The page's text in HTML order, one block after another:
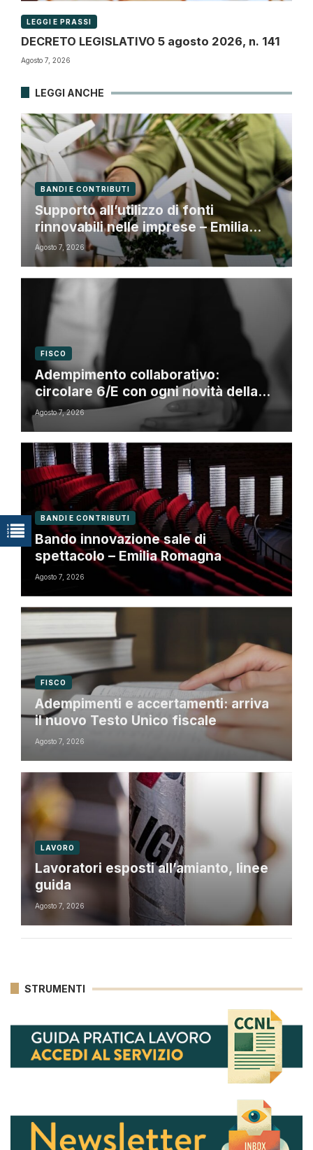
LEGGI E PRASSI
DECRETO LEGISLATIVO 5 agosto 2026, n. 141
Agosto 7, 2026
LEGGI ANCHE
BANDI E CONTRIBUTI
Supporto all’utilizzo di fonti
rinnovabili nelle imprese – Emilia
Romagna
Agosto 7, 2026
FISCO
Adempimento collaborativo:
circolare 6/E con ogni novità della
riforma fiscale
Agosto 7, 2026
BANDI E CONTRIBUTI
Bando innovazione sale di
spettacolo – Emilia Romagna
Agosto 7, 2026
FISCO
Adempimenti e accertamenti: arriva
il nuovo Testo Unico fiscale
Agosto 7, 2026
LAVORO
Lavoratori esposti all’amianto, linee
guida
Agosto 7, 2026
STRUMENTI